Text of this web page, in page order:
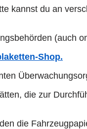
kannst du an
(auch
Shop.
die zur
die